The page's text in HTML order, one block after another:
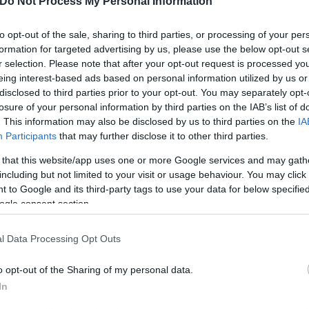
opt-out of the sale, sharing to third parties, or processing of your
for targeted advertising by us, please use the below opt-out
selection. Please note that after your opt-out request is processed
interest-based ads based on personal information utilized by us
to third parties prior to your opt-out. You may separately
of your personal information by third parties on the IAB’s list of
This information may also be disclosed by us to third parties on the
Participants that may further disclose it to other third parties.
that this website/app uses one or more Google services and may
but not limited to your visit or usage behaviour. You may
to Google and its third-party tags to use your data for below
consent section.
Data Processing Opt Outs
opt-out of the Sharing of my personal data.
της αναφέρει αναλυτικά όλα τα χρήματα που
ευρώ για τις ομάδες της.
και στην τρίτη θέση η Βόρεια και κεντρική